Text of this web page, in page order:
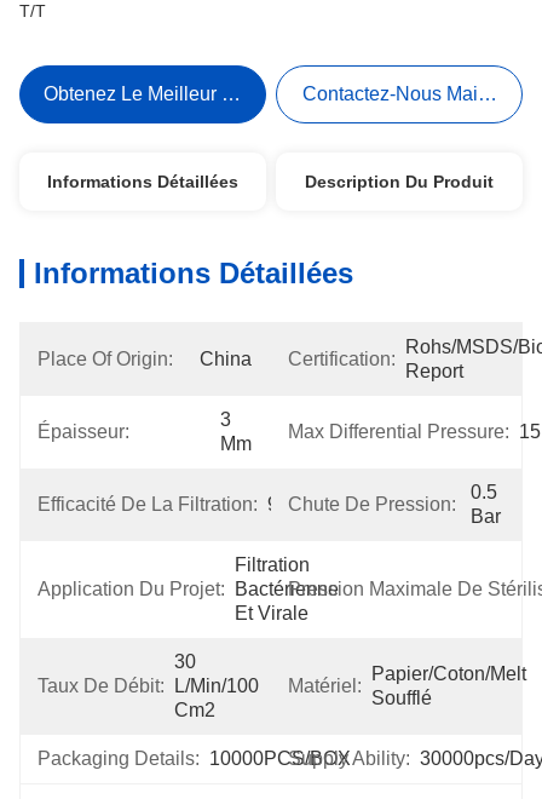
T/T
Obtenez Le Meilleur Prix Contactez-Nous Maintenant
Informations Détaillées Description Du Produit
Informations Détaillées
Place Of Origin: China Certification:
Rohs/MSDS/
Report
Épaisseur:
3
Mm
Max Differential Pressure:
Efficacité De La Filtration: 99.99%
Chute De Pression:
0.5
Bar
Application Du Projet:
Filtration
Bactérienne
Et Virale
Pression Maximale De
Taux De Débit:
30
L/min/100
Cm2
Matériel:
Papier/coton/melt
Soufflé
Packaging Details: 10000PCS/BOXSupply Ability: 30000pcs/